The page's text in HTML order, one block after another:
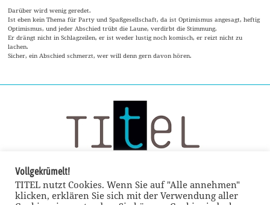
Darüber wird wenig geredet.
Ist eben kein Thema für Party und Spaßgesellschaft, da ist Optimismus angesagt, heftig
Optimismus, und jeder Abschied trübt die Laune, verdirbt die Stimmung.
Er drängt nicht in Schlagzeilen, er ist weder lustig noch komisch, er reizt nicht zu
lachen.
Sicher, ein Abschied schmerzt, wer will denn gern davon hören.
Vollgekrümelt!
TITEL nutzt Cookies. Wenn Sie auf "Alle annehmen"
klicken, erklären Sie sich mit der Verwendung aller